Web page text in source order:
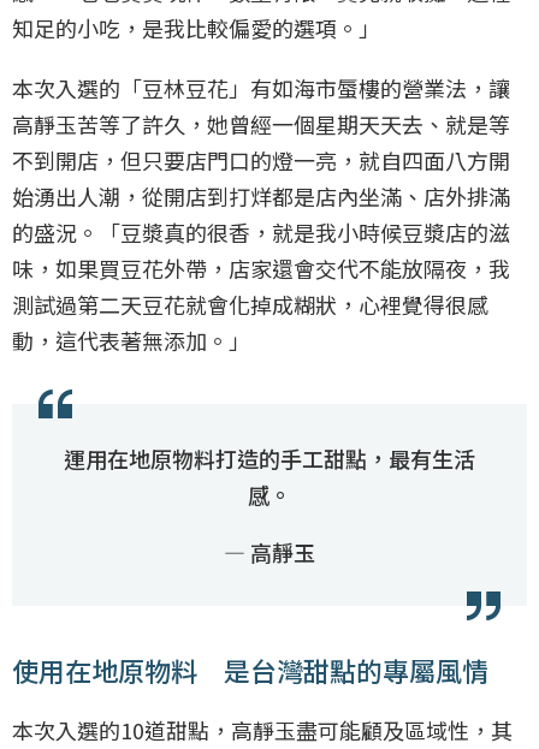
知足的小吃，是我比較偏愛的選項。」
本次入選的「豆林豆花」有如海市蜃樓的營業法，讓
高靜玉苦等了許久，她曾經一個星期天天去、就是等
不到開店，但只要店門口的燈一亮，就自四面八方開
始湧出人潮，從開店到打烊都是店內坐滿、店外排滿
的盛況。「豆漿真的很香，就是我小時候豆漿店的滋
味，如果買豆花外帶，店家還會交代不能放隔夜，我
測試過第二天豆花就會化掉成糊狀，心裡覺得很感
動，這代表著無添加。」
運用在地原物料打造的手工甜點，最有生活
感。
— 高靜玉
使用在地原物料 是台灣甜點的專屬風情
本次入選的10道甜點，高靜玉盡可能顧及區域性，其